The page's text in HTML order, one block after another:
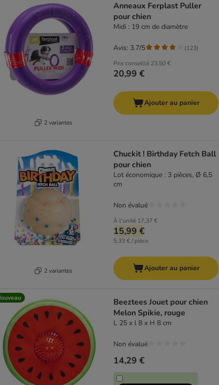
2 variantes
Anneaux Ferplast Puller
pour chien
Midi : 19 cm de diamètre
Prix conseillé 23,50 €
20,99 €
Avis: 3.7/5 (123)
Ajouter au panier
2 variantes
Chuckit ! Birthday Fetch Ball
pour chien
Lot économique : 3 pièces, Ø 6,5
cm
À l'unité 17,37 €
15,99 €
5,33 € / pièce
Non évalué
Ajouter au panier
Beeztees Jouet pour chien
Melon Spikie, rouge
L 25 x l 8 x H 8 cm
14,29 €
Non évalué